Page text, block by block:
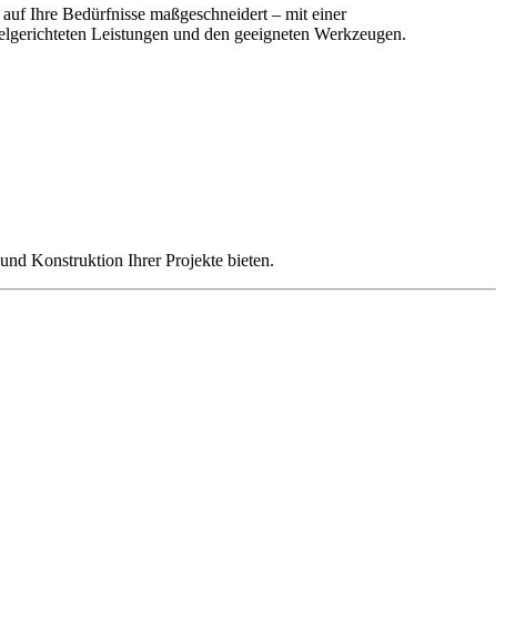
Ihre Bedürfnisse maßgeschneidert – mit einer
Leistungen und den geeigneten Werkzeugen.
Konstruktion Ihrer Projekte bieten.